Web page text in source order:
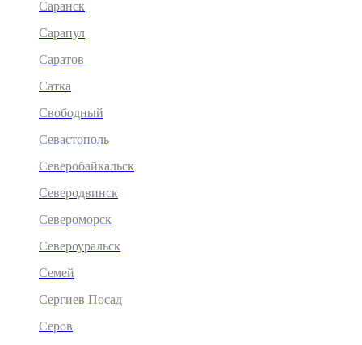
Саранск
Сарапул
Саратов
Сатка
Свободный
Севастополь
Северобайкальск
Северодвинск
Североморск
Североуральск
Семей
Сергиев Посад
Серов